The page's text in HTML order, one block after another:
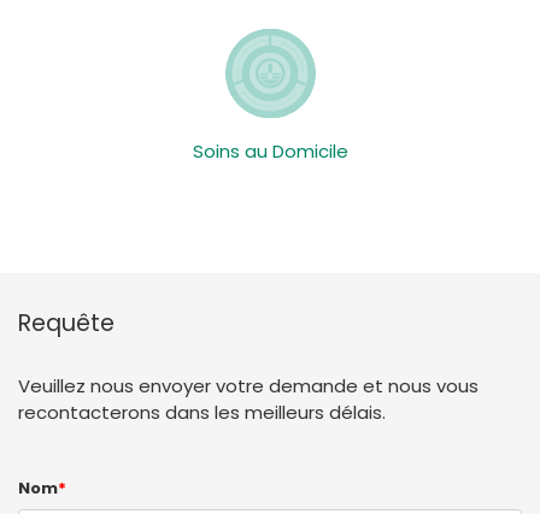
Soins au Domicile
Requête
Veuillez nous envoyer votre demande et nous vous
recontacterons dans les meilleurs délais.
Nom*